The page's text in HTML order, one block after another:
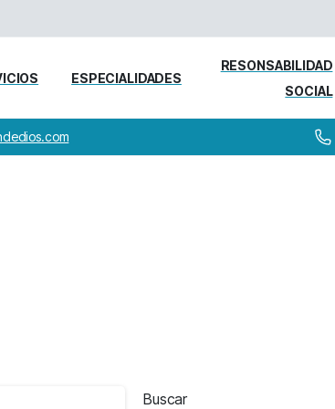
ESPECIALIDADES
RESONSABILIDAD
SOCIAL
Buscar